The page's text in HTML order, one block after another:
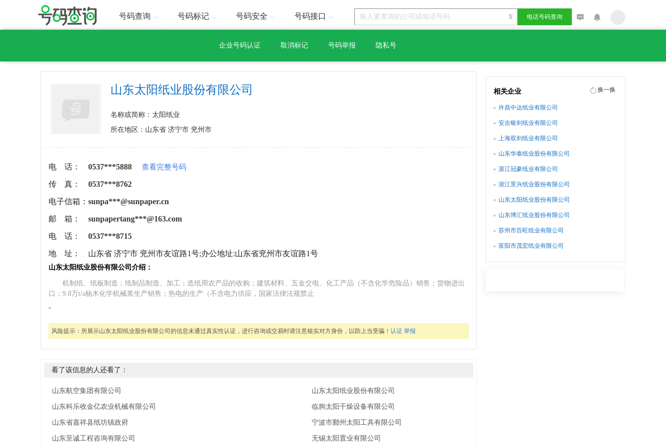
号码查询 号码标记 号码安全 号码接口 X 电话号码查询
企业号码认证 取消标记 号码举报 隐私号
山东太阳纸业股份有限公司
名称或简称：太阳纸业
所在地区：山东省 济宁市 兖州市
电 话： 0537***5888 查看完整号码
传 真： 0537***8762
电子信箱： sunpa***@sunpaper.cn
邮 箱： sunpapertang***@163.com
电 话： 0537***8715
地 址： 山东省 济宁市 兖州市友谊路1号;办公地址:山东省兖州市友谊路1号
山东太阳纸业股份有限公司介绍：
机制纸、纸板制造；纸制品制造、加工；造纸用农产品的收购；建筑材料、五金交电、化工产品（不含化学危险品）销售；货物进出
口；9.8万t/a杨木化学机械浆生产销售；热电的生产（不含电力供应，国家法律法规禁止
-
风险提示： 所展示山东太阳纸业股份有限公司的信息未通过真实性认证，进行咨询或交易时请注意核实对方身份，以防上当受骗！ 认证 举报
看了该信息的人还看了：
山东航空集团有限公司
山东科乐收金亿农业机械有限公司
山东省嘉祥县纸坊镇政府
山东至诚工程咨询有限公司
山东太阳纸业股份有限公司
临朐太阳干燥设备有限公司
宁波市鄞州太阳工具有限公司
无锡太阳置业有限公司
相关企业 换一换
许昌中达纸业有限公司
安吉银剑纸业有限公司
上海双剑纸业有限公司
山东华泰纸业股份有限公司
湛江冠豪纸业有限公司
浙江景兴纸业股份有限公司
山东太阳纸业股份有限公司
山东博汇纸业股份有限公司
苏州市百旺纸业有限公司
富阳市茂宏纸业有限公司